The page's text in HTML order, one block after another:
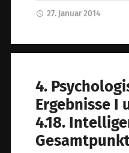
27. Januar 2014
4.
Ergebnisse I
4.18.